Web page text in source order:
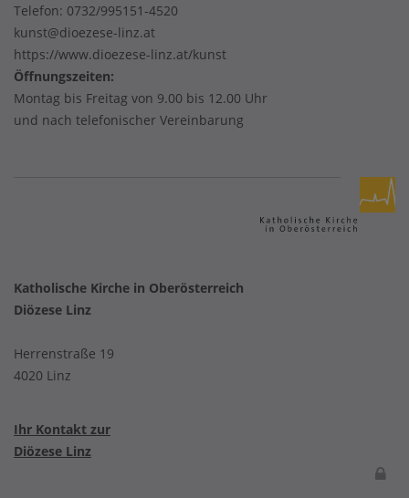
Telefon: 0732/995151-4520
kunst@dioezese-linz.at
https://www.dioezese-linz.at/kunst
Öffnungszeiten:
Montag bis Freitag von 9.00 bis 12.00 Uhr
und nach telefonischer Vereinbarung
Katholische Kirche in Oberösterreich
Diözese Linz
Herrenstraße 19
4020 Linz
Ihr Kontakt zur
Diözese Linz